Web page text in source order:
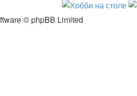
© phpBB Limited